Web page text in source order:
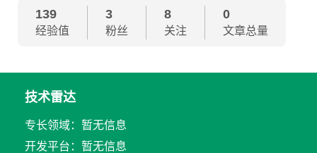
139
经验值
3
粉丝
8
关注
0
文章总量
技术雷达
专长领域：暂无信息
开发平台：暂无信息